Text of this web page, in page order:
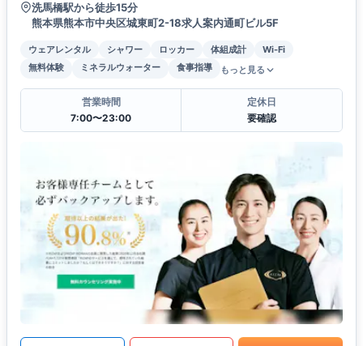
洗馬橋駅から徒歩15分
熊本県熊本市中央区城東町2-18求人案内通町ビル5F
ウェアレンタル シャワー ロッカー 体組成計
Wi-Fi
無料体験
ミネラルウォーター 食事指導 もっと見る
営業時間
7:00〜23:00
定休日
要確認